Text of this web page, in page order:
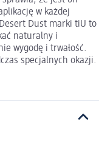
w każdej
Dust marki tiU to
naturalny i
wygodę i trwałość.
specjalnych okazji.